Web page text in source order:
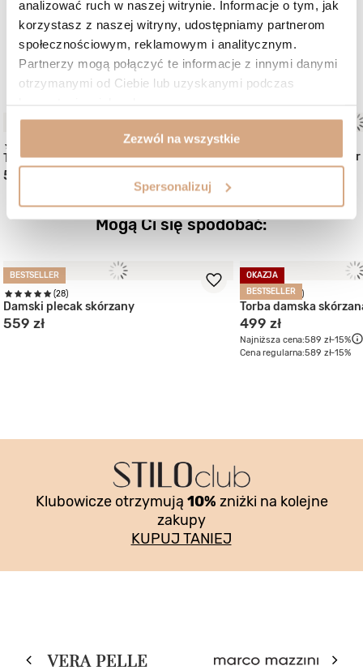
analizować ruch w naszej witrynie. Informacje o tym, jak
korzystasz z naszej witryny, udostępniamy partnerom
społecznościowym, reklamowym i analitycznym.
Partnerzy mogą połączyć te informacje z innymi danymi
otrzymanymi od Ciebie lub uzyskanymi podczas
Zezwól na wszystkie
Spersonalizuj
Czy opinia była pomocna? 0
W podobnym kolorze:
Torebka skórzana damska
599 zł
Duża torebka shopper
589 zł
Mogą Ci się spodobać:
BESTSELLER
(28)
Damski plecak skórzany
559 zł
OKAZJA
BESTSELLER(37)
Torba damska
499 zł
Najniższa cena:589 zł-15%
Cena regularna:589 zł-15%
Klubowicze otrzymują 10% zniżki na kolejne
zakupy
KUPUJ TANIEJ